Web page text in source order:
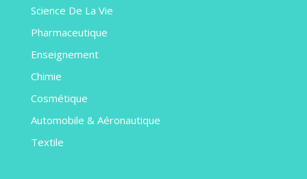
Science De La Vie
Pharmaceutique
Enseignement
Chimie
Cosmétique
Automobile & Aéronautique
Textile